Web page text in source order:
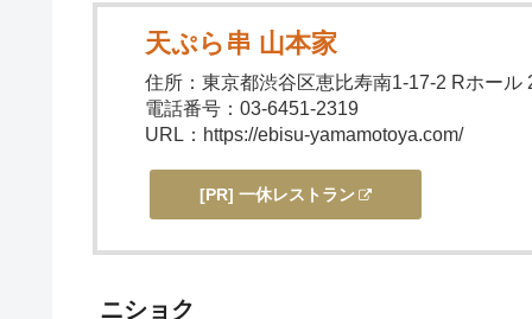
天ぷら串 山本家
住所：東京都渋谷区恵比寿南1-17-2 Rホール
電話番号：03-6451-2319
URL：https://ebisu-yamamotoya.com/
[PR] 一休レストラン
ニショク